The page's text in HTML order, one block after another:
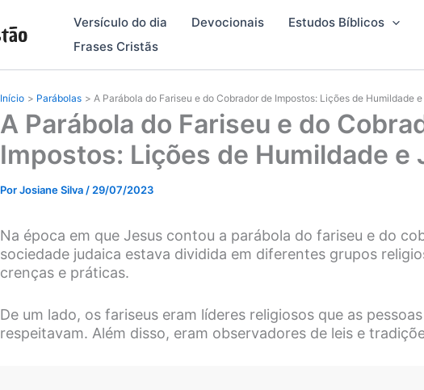
Versículo do dia Devocionais Estudos Bíblicos
Frases Cristãs
Início Parábolas A Parábola do Fariseu e do Cobrador de Impostos: Lições de Humildade
A Parábola do Fariseu e do
Impostos: Lições de Humildade e
PorJosiane Silva/29/07/2023
Na época em que Jesus contou a parábola do fariseu e do
sociedade judaica estava dividida em diferentes grupos
crenças e práticas.
De um lado, os fariseus eram líderes religiosos que as
respeitavam. Além disso, eram observadores de leis e